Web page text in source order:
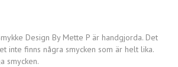
Design By Mette P är handgjorda. Det
inte finns några smycken som är helt lika.
smycken.